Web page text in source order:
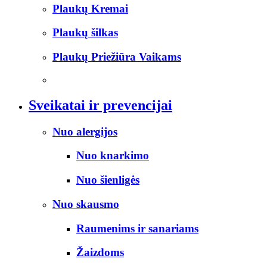
Plaukų Kremai
Plaukų šilkas
Plaukų Priežiūra Vaikams
Sveikatai ir prevencijai
Nuo alergijos
Nuo knarkimo
Nuo šienligės
Nuo skausmo
Raumenims ir sanariams
Žaizdoms